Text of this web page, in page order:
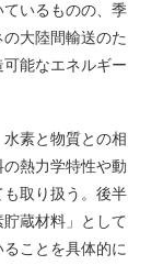
いるものの、季
大陸間輸送のた
能なエネルギー
素と物質との相
熱力学特性や動
取り扱う。後半
蔵材料」として
ことを具体的に